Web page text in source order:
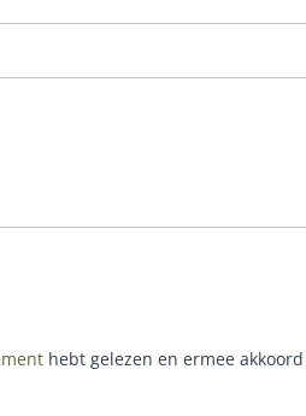
EN FELICITATIE
hebt gelezen en ermee